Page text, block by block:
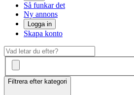
Så funkar det
Ny annons
Logga in
Skapa konto
Filtrera efter kategori